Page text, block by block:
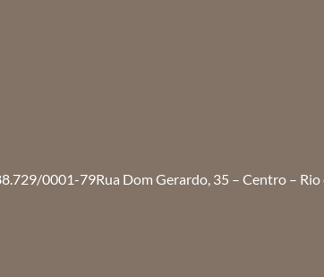
0001-79Rua Dom Gerardo, 35 – Centro – Rio